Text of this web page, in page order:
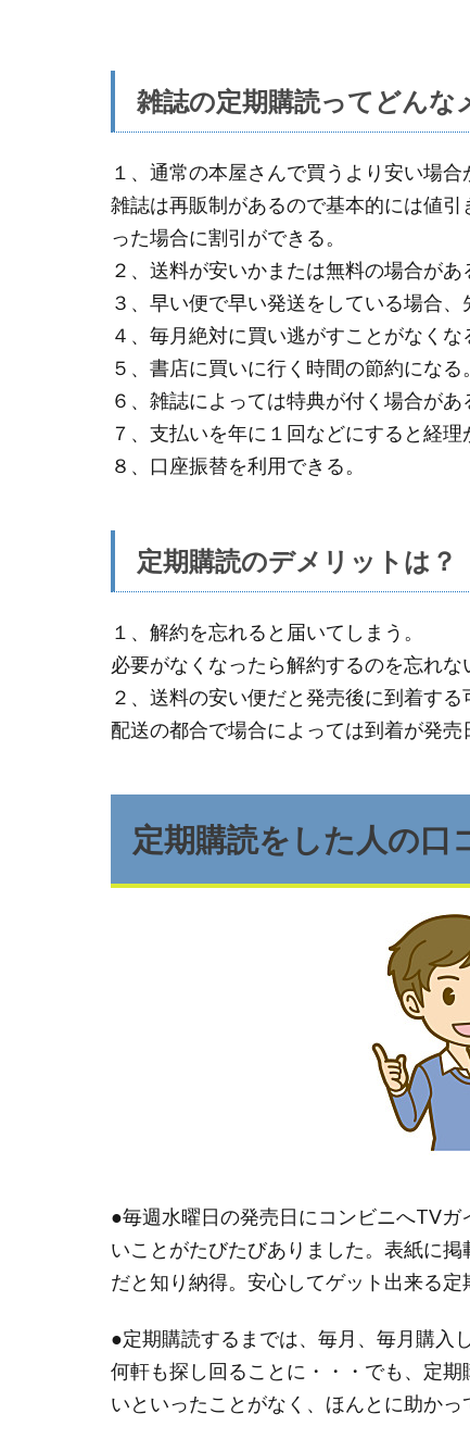
雑誌の定期購読ってどんな
１、通常の本屋さんで買うより安い場合
雑誌は再販制があるので基本的には値
った場合に割引ができる。
２、送料が安いかまたは無料の場合があ
３、早い便で早い発送をしている場合、
４、毎月絶対に買い逃がすことがなく
５、書店に買いに行く時間の節約になる。
６、雑誌によっては特典が付く場合があ
７、支払いを年に１回などにすると経理
８、口座振替を利用できる。
定期購読のデメリットは？
１、解約を忘れると届いてしまう。
必要がなくなったら解約するのを忘れな
２、送料の安い便だと発売後に到着する
配送の都合で場合によっては到着が発売
定期購読をした人の口
●毎週水曜日の発売日にコンビニへTV
いことがたびたびありました。表紙に
だと知り納得。安心してゲット出来る定
●定期購読するまでは、毎月、毎月購入
何軒も探し回ることに・・・でも、定
いといったことがなく、ほんとに助かっ